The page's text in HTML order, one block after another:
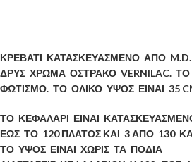
ΚΡΕΒΑΤΙ ΚΑΤΑΣΚΕΥΑΣΜΕΝΟ ΑΠΟ
ΔΡΥΣ ΧΡΩΜΑ ΟΣΤΡΑΚΟ VERNILAC.
ΦΩΤΙΣΜΟ. ΤΟ ΟΛΙΚΟ ΥΨΟΣ ΕΙΝΑΙ 35
ΤΟ ΚΕΦΑΛΑΡΙ ΕΙΝΑΙ
ΕΩΣ ΤΟ 120 ΠΛΑΤΟΣ ΚΑΙ 3 ΑΠΟ 130
ΤΟ ΥΨΟΣ ΕΙΝΑΙ ΧΩΡΙΣ ΤΑ ΠΟΔΙΑ